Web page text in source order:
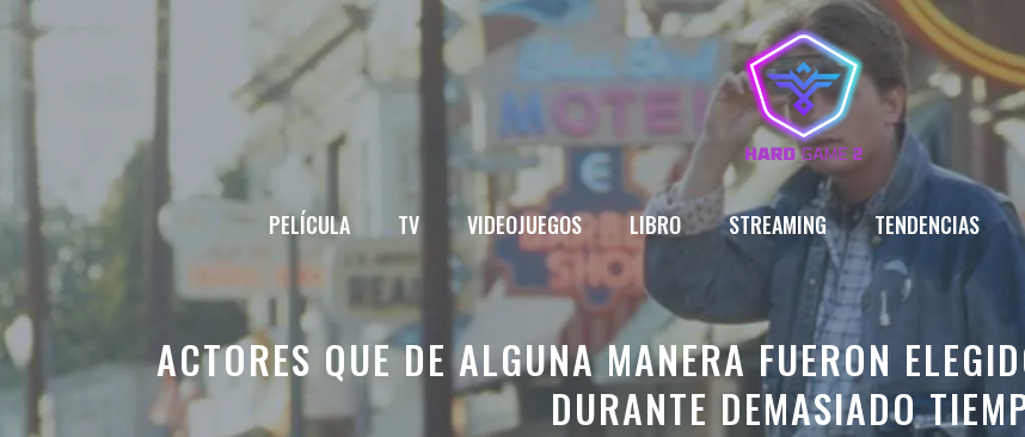
PELÍCULA TV VIDEOJUEGOS LIBRO STREAMING TENDENCIAS
ACTORES QUE DE ALGUNA MANERA FUERON
DURANTE DEMASIADO